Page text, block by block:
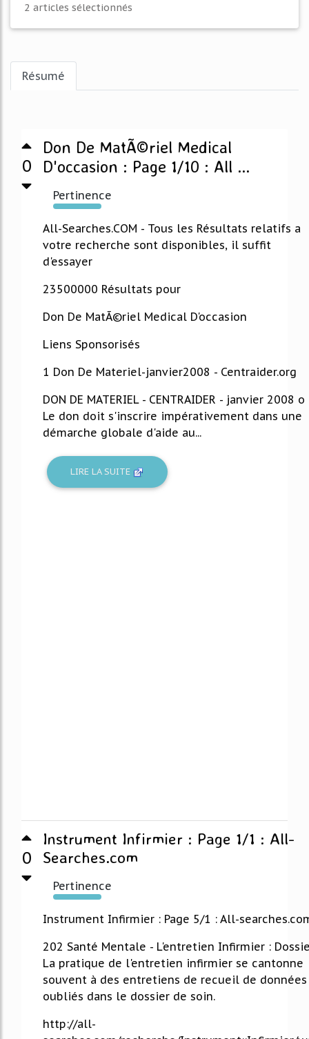
2 articles sélectionnés
Résumé
0
Don De MatÃ©riel Medical
D'occasion : Page 1/10 : All ...
Pertinence
11537%
All-Searches.COM - Tous les Résultats relatifs a
votre recherche sont disponibles, il suffit
d'essayer
23500000 Résultats pour
Don De MatÃ©riel Medical D'occasion
Liens Sponsorisés
1 Don De Materiel-janvier2008 - Centraider.org
DON DE MATERIEL - CENTRAIDER - janvier 2008 o
Le don doit s'inscrire impérativement dans une
démarche globale d'aide au...
LIRE LA SUITE
0
Instrument Infirmier : Page 1/1 : All-
Searches.com
Pertinence
1102%
Instrument Infirmier : Page 5/1 : All-
202 Santé Mentale - L'entretien Infirmier :
La pratique de l'entretien infirmier se cantonne
souvent à des entretiens de recueil de
oubliés dans le dossier de soin.
http://all-